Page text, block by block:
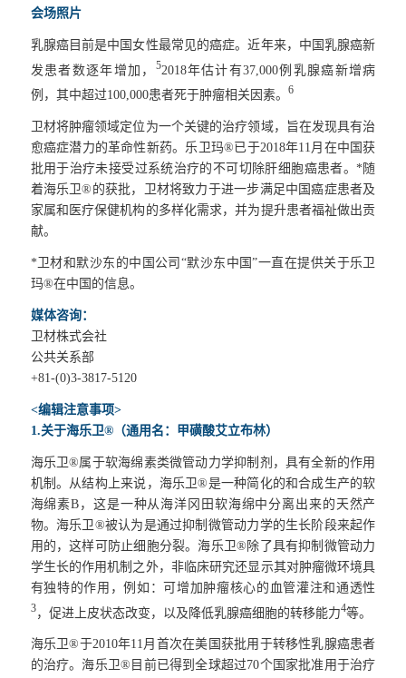
会场照片
乳腺癌目前是中国女性最常见的癌症。近年来，中国乳腺癌新
发患者数逐年增加，
52018年估计有37,000例乳腺癌新增病
例，其中超过100,000患者死于肿瘤相关因素。
6
卫材将肿瘤领域定位为一个关键的治疗领域，旨在发现具有治
愈癌症潜力的革命性新药。乐卫玛®已于2018年11月在中国获
批用于治疗未接受过系统治疗的不可切除肝细胞癌患者。*随
着海乐卫®的获批，卫材将致力于进一步满足中国癌症患者及
家属和医疗保健机构的多样化需求，并为提升患者福祉做出贡
献。
*卫材和默沙东的中国公司“默沙东中国”一直在提供关于乐卫
玛®在中国的信息。
媒体咨询：
卫材株式会社
公共关系部
+81-(0)3-3817-5120
<编辑注意事项>
1.关于海乐卫®（通用名：甲磺酸艾立布林）
海乐卫®属于软海绵素类微管动力学抑制剂，具有全新的作用
机制。从结构上来说，海乐卫®是一种简化的和合成生产的软
海绵素B，这是一种从海洋冈田软海绵中分离出来的天然产
物。海乐卫®被认为是通过抑制微管动力学的生长阶段来起作
用的，这样可防止细胞分裂。海乐卫®除了具有抑制微管动力
学生长的作用机制之外，非临床研究还显示其对肿瘤微环境具
有独特的作用，例如：可增加肿瘤核心的血管灌注和通透性
3，促进上皮状态改变，以及降低乳腺癌细胞的转移能力4等。
海乐卫®于2010年11月首次在美国获批用于转移性乳腺癌患者
的治疗。海乐卫®目前已得到全球超过70个国家批准用于治疗